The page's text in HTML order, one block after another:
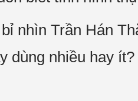
nhìn Trần Hán
dùng nhiều hay